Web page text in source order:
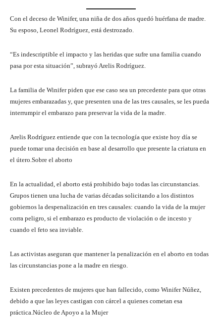
Con el deceso de Winifer, una niña de dos años quedó huérfana de madre.
Su esposo, Leonel Rodríguez, está destrozado.
“Es indescriptible el impacto y las heridas que sufre una familia cuando
pasa por esta situación”, subrayó Arelis Rodríguez.
La familia de Winifer piden que ese caso sea un precedente para que otras
mujeres embarazadas y, que presenten una de las tres causales, se les pueda
interrumpir el embarazo para preservar la vida de la madre.
Arelis Rodríguez entiende que con la tecnología que existe hoy día se
puede tomar una decisión en base al desarrollo que presente la criatura en
el útero.Sobre el aborto
En la actualidad, el aborto está prohibido bajo todas las circunstancias.
Grupos tienen una lucha de varias décadas solicitando a los distintos
gobiernos la despenalización en tres causales: cuando la vida de la mujer
corra peligro, si el embarazo es producto de violación o de incesto y
cuando el feto sea inviable.
Las activistas aseguran que mantener la penalización en el aborto en todas
las circunstancias pone a la madre en riesgo.
Existen precedentes de mujeres que han fallecido, como Winifer Núñez,
debido a que las leyes castigan con cárcel a quienes cometan esa
práctica.Núcleo de Apoyo a la Mujer